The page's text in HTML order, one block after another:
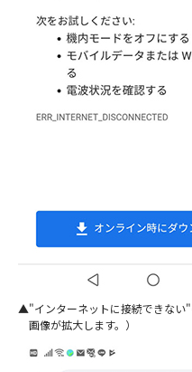
"インターネットに接続できな
画像が拡大します。）